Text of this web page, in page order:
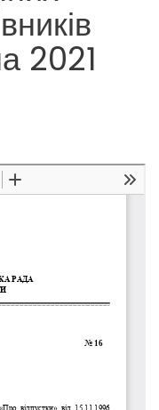
2021